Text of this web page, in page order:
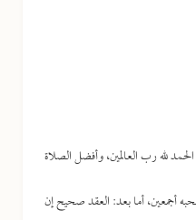
لله رب العالمين، وأفضل الصلاة
أجمعين، أما بعد: العقد صحيح إن